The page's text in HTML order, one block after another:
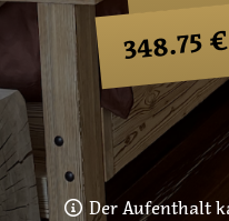
348.75 €
Der Aufenthalt